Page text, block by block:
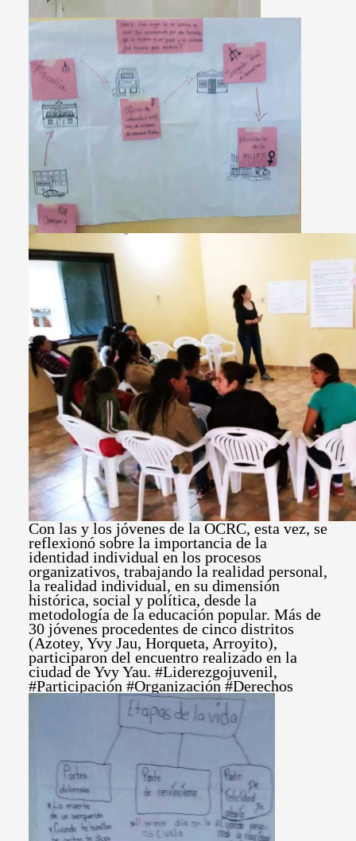
Con las y los jóvenes de la OCRC, esta vez, se
reflexionó sobre la importancia de la
identidad individual en los procesos
organizativos, trabajando la realidad personal,
la realidad individual, en su dimensión
histórica, social y política, desde la
metodología de la educación popular. Más de
30 jóvenes procedentes de cinco distritos
(Azotey, Yvy Jau, Horqueta, Arroyito),
participaron del encuentro realizado en la
ciudad de Yvy Yau. #Liderezgojuvenil,
#Participación #Organización #Derechos